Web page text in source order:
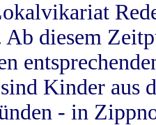
diesem
Kinder aus
- in